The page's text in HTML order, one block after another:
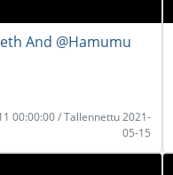
And @Hamumu
00:00:00 / Tallennettu 2021-
05-15